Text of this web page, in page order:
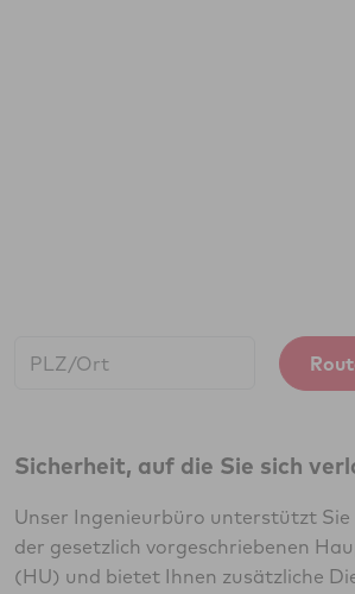
Sicherheit, auf die Sie sich
Unser Ingenieurbüro unterstützt
der gesetzlich vorgeschriebenen
(HU) und bietet Ihnen zusätzliche